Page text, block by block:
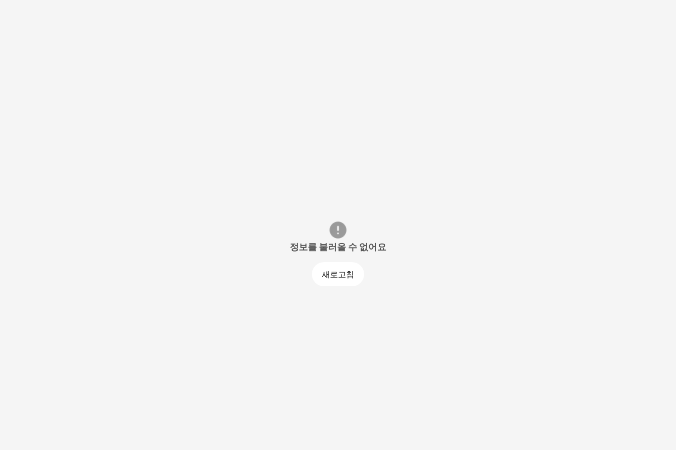
정보를 불러올 수 없어요
새로고침